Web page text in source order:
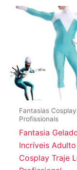
Fantasias
Profissionais
Fantasia
Incríveis Adulto
Cosplay Traje